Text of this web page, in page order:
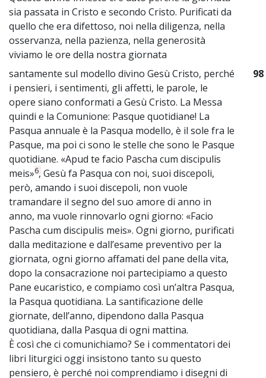
sia passata in Cristo e secondo Cristo. Purificati da
quello che era difettoso, noi nella diligenza, nella
osservanza, nella pazienza, nella generosità
viviamo le ore della nostra giornata
santamente sul modello divino Gesù Cristo, perché
i pensieri, i sentimenti, gli affetti, le parole, le
opere siano conformati a Gesù Cristo. La Messa
quindi e la Comunione: Pasque quotidiane! La
Pasqua annuale è la Pasqua modello, è il sole fra le
Pasque, ma poi ci sono le stelle che sono le Pasque
quotidiane. «Apud te facio Pascha cum discipulis
meis»6, Gesù fa Pasqua con noi, suoi discepoli,
però, amando i suoi discepoli, non vuole
tramandare il segno del suo amore di anno in
anno, ma vuole rinnovarlo ogni giorno: «Facio
Pascha cum discipulis meis». Ogni giorno, purificati
dalla meditazione e dall’esame preventivo per la
giornata, ogni giorno affamati del pane della vita,
dopo la consacrazione noi partecipiamo a questo
Pane eucaristico, e compiamo così un’altra Pasqua,
la Pasqua quotidiana. La santificazione delle
giornate, dell’anno, dipendono dalla Pasqua
quotidiana, dalla Pasqua di ogni mattina.
È così che ci comunichiamo? Se i commentatori dei
libri liturgici oggi insistono tanto su questo
pensiero, è perché noi comprendiamo i disegni di
98